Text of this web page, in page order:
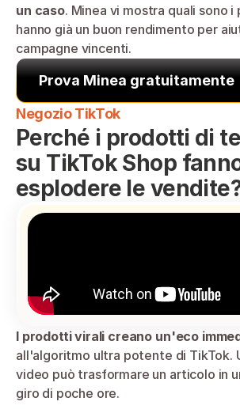
un caso. Minea vi mostra quali sono
hanno già un buon rendimento per
campagne vincenti.
Prova Minea gratuitamente
Negozio TikTok
Perché i prodotti di
su TikTok Shop
esplodere le
I prodotti virali creano un'eco
all'algoritmo ultra potente di TikTok.
video può trasformare un articolo in
giro di poche ore.